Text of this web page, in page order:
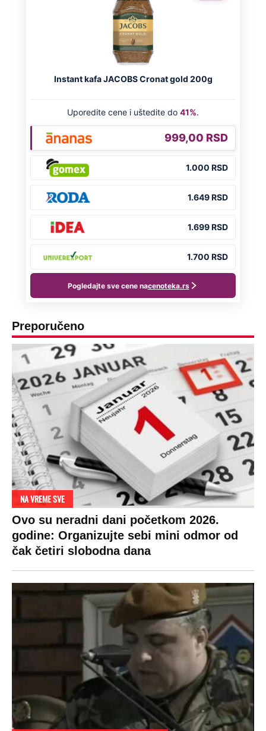
Preporučeno
NA VREME SVE
Ovo su neradni dani početkom 2026.
godine: Organizujte sebi mini odmor od
čak četiri slobodna dana